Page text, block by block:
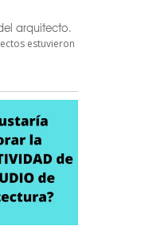
arquitecto.
estuvieron